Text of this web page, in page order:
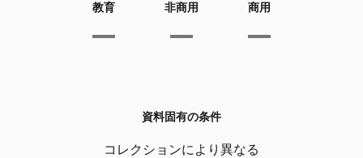
教育 非商用 商用
資料固有の条件
コレクションにより異なる